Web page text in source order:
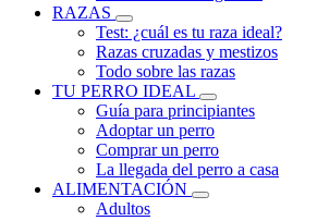
RAZAS
Test: ¿cuál es tu raza ideal?
Razas cruzadas y mestizos
Todo sobre las razas
TU PERRO IDEAL
Guía para principiantes
Adoptar un perro
Comprar un perro
La llegada del perro a casa
ALIMENTACIÓN
Adultos